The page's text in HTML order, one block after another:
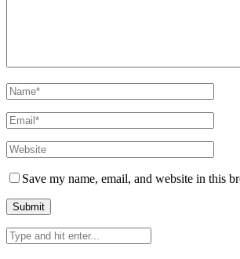
Save my name, email, and website in this